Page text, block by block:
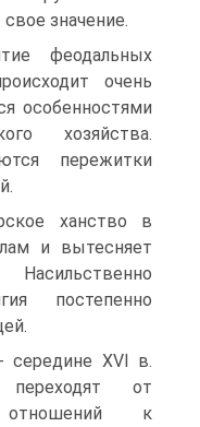
значение.
феодальных
очень
особенностями
хозяйства.
пережитки
ханство в
и вытесняет
постепенно
середине XVI в.
от
отношений к